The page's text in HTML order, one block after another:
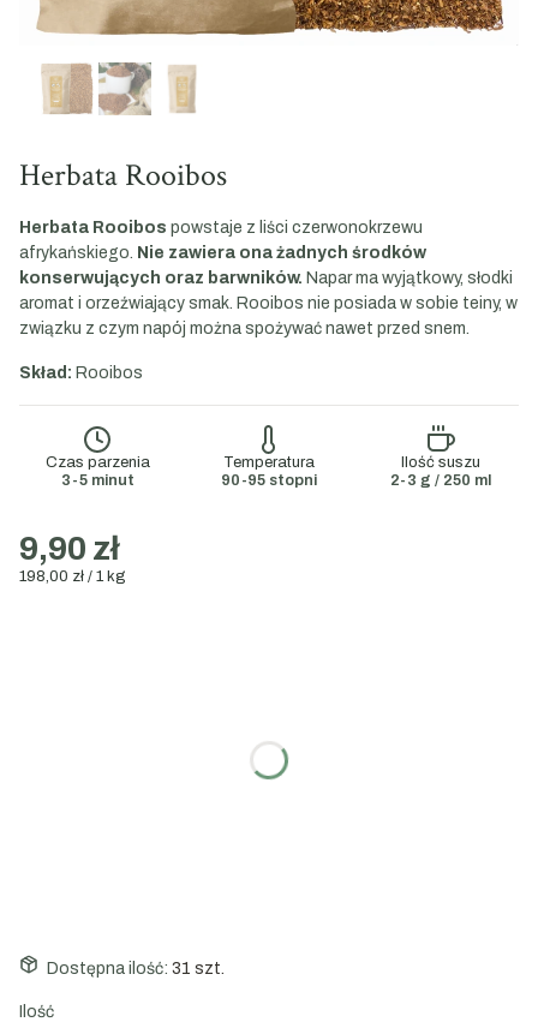
Herbata Rooibos
Herbata Rooibos powstaje z liści czerwonokrzewu
afrykańskiego. Nie zawiera ona żadnych środków
konserwujących oraz barwników. Napar ma wyjątkowy, słodki
aromat i orzeźwiający smak. Rooibos nie posiada w sobie teiny, w
związku z czym napój można spożywać nawet przed snem.
Skład: Rooibos
Czas parzenia
3-5 minut
Temperatura
90-95 stopni
Ilość suszu
2-3 g / 250 ml
9,90 zł
198,00 zł / 1 kg
Dostępna ilość: 31 szt.
Ilość